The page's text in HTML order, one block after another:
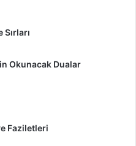
Okunacak Dualar
Faziletleri